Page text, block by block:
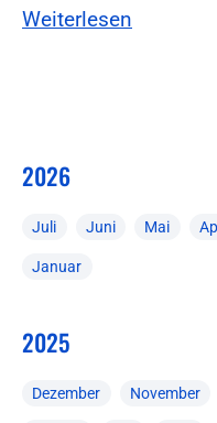
Weiterlesen
2026
Juli Juni Mai
Januar
2025
Dezember November